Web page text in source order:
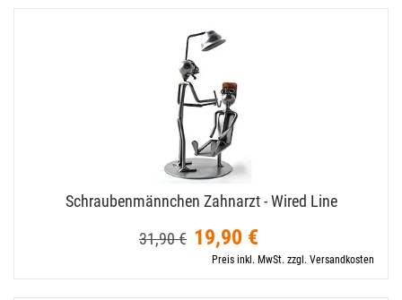
Schraubenmännchen Zahnarzt - Wired Line
31,90 € 19,90 €
Preis inkl. MwSt. zzgl. Versandkosten